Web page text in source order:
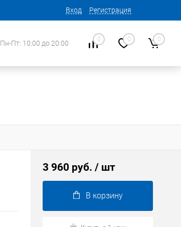
Вход Регистрация
Пн-Пт: 10:00 до 20:00 0 0 0
3 960 руб. / шт
В корзину